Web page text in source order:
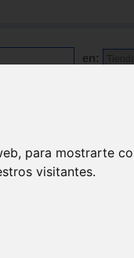
para mostrarte
visitantes.
en: